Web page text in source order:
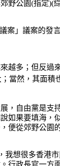
野公園(指定)(
案」議案的發
越多；但反
當然，其面
，自由黨是
如果要填海
便從郊野公
想很多香港
行政長官一